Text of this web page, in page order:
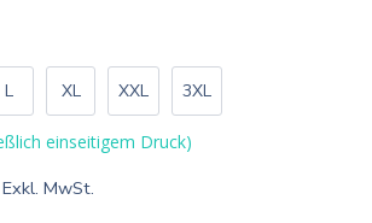
L XL XXL 3XL
einseitigem Druck)
Exkl. MwSt.